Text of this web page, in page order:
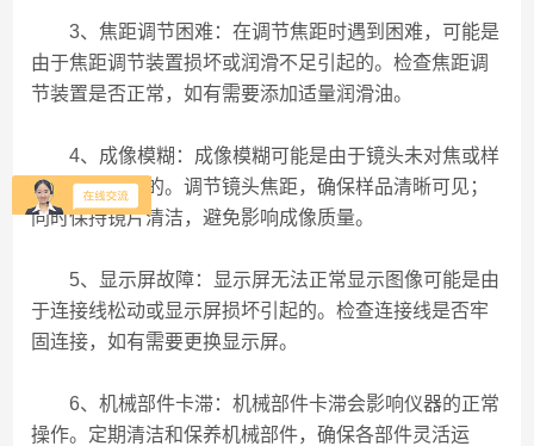
3、焦距调节困难：在调节焦距时遇到困难，可能是
由于焦距调节装置损坏或润滑不足引起的。检查焦距调
节装置是否正常，如有需要添加适量润滑油。
4、成像模糊：成像模糊可能是由于镜头未对焦或样
品不清晰引起的。调节镜头焦距，确保样品清晰可见；
同时保持镜片清洁，避免影响成像质量。
5、显示屏故障：显示屏无法正常显示图像可能是由
于连接线松动或显示屏损坏引起的。检查连接线是否牢
固连接，如有需要更换显示屏。
6、机械部件卡滞：机械部件卡滞会影响仪器的正常
操作。定期清洁和保养机械部件，确保各部件灵活运